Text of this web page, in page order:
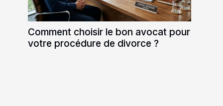
Comment choisir le bon avocat pour
votre procédure de divorce ?